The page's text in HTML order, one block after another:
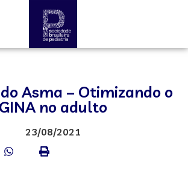
Asma – Otimizando o
GINA no adulto
23/08/2021